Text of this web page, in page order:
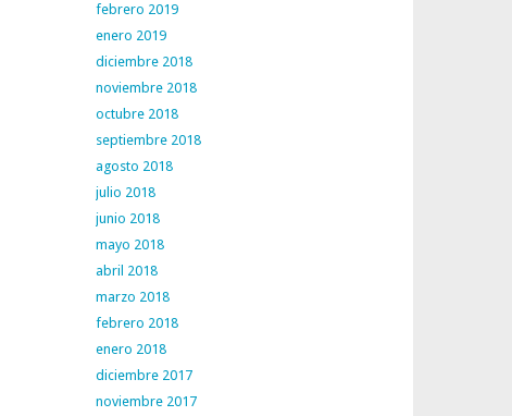
febrero 2019
enero 2019
diciembre 2018
noviembre 2018
octubre 2018
septiembre 2018
agosto 2018
julio 2018
junio 2018
mayo 2018
abril 2018
marzo 2018
febrero 2018
enero 2018
diciembre 2017
noviembre 2017